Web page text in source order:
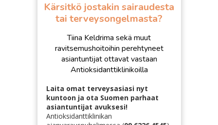
Kärsitkö jostakin sairaudesta
tai terveysongelmasta?
Tiina Keldrima sekä muut
ravitsemushoitoihin perehtyneet
asiantuntijat ottavat vastaan
Antioksidanttiklinikoilla
Laita omat terveysasiasi nyt
kuntoon ja ota Suomen parhaat
asiantuntijat avuksesi!
Antioksidanttiklinikan